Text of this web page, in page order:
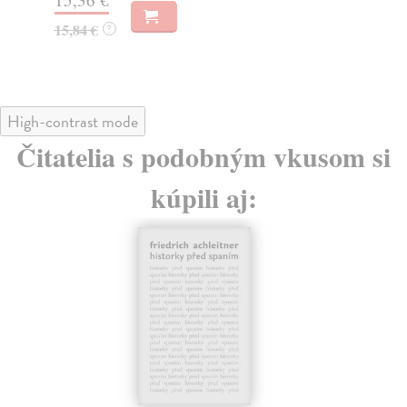
15,23 €
High-contrast mode
Čitatelia s podobným vkusom si
kúpili aj: